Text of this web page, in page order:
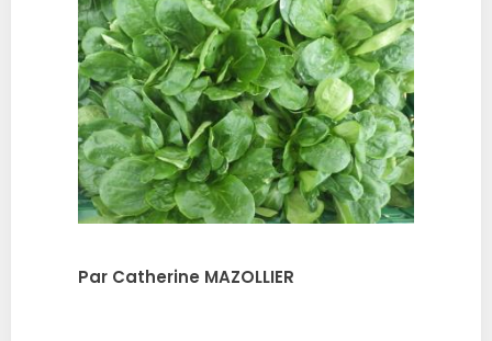
Par Catherine MAZOLLIER